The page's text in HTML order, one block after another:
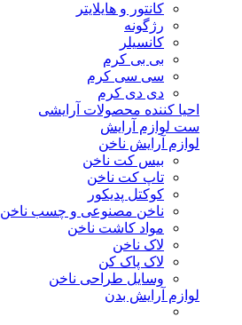
کانتور و هایلایتر
رژگونه
کانسیلر
بی بی کرم
سی سی کرم
دی دی کرم
احیا کننده محصولات آرایشی
ست لوازم آرایش
لوازم آرایش ناخن
بیس کت ناخن
تاپ کت ناخن
کوکتل پدیکور
ناخن مصنوعی و چسب ناخن
مواد کاشت ناخن
لاک ناخن
لاک پاک کن
وسایل طراحی ناخن
لوازم آرایش بدن